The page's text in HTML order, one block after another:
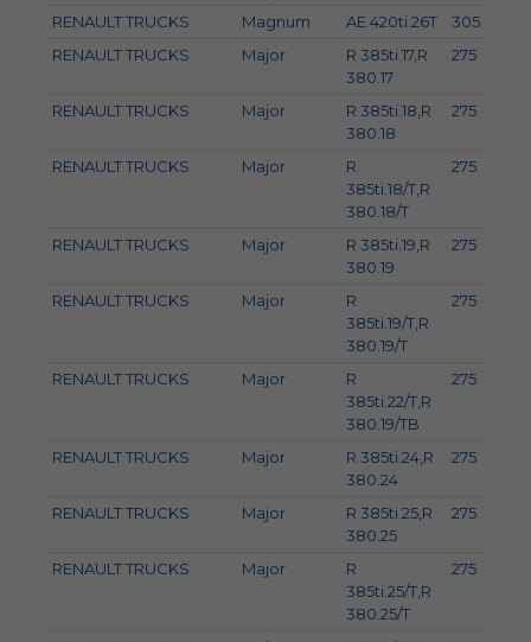
RENAULT TRUCKS
Magnum AE 420ti.26T 305
RENAULT TRUCKS
Major
R 385ti.17,R
380.17
275
RENAULT TRUCKS Major
R 385ti.18,R
380.18
275
RENAULT TRUCKS Major
R
385ti.18/T,R
380.18/T
275
RENAULT TRUCKS Major
R 385ti.19,R
380.19
275
RENAULT TRUCKS Major
R
385ti.19/T,R
380.19/T
275
RENAULT TRUCKS Major
R
385ti.22/T,R
380.19/TB
275
RENAULT TRUCKS Major
R 385ti.24,R
380.24
275
RENAULT TRUCKS Major
R 385ti.25,R
380.25
275
RENAULT TRUCKS Major
R
385ti.25/T,R
380.25/T
275